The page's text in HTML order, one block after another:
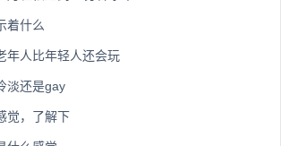
着什么
年人比年轻人还会玩
淡还是gay
觉，了解下